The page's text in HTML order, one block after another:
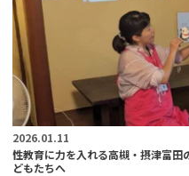
2026.01.11
性教育に力を入れる高槻・摂津富
どもたちへ